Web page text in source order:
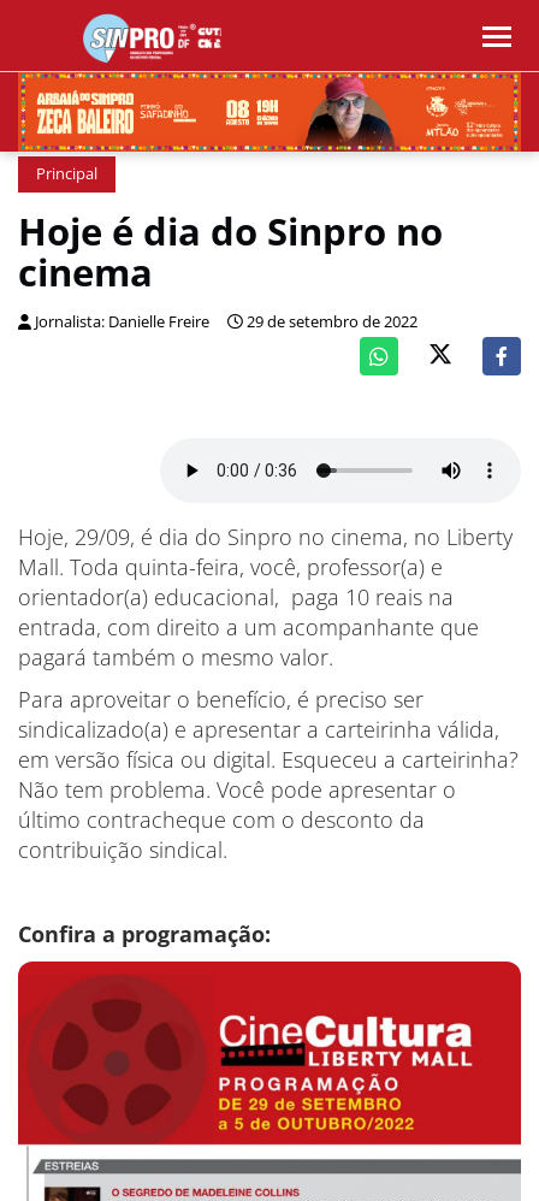
Principal
Hoje é dia do Sinpro no
cinema
Jornalista: Danielle Freire 29 de setembro de 2022
Hoje, 29/09, é dia do Sinpro no cinema, no Liberty
Mall. Toda quinta-feira, você, professor(a) e
orientador(a) educacional, paga 10 reais na
entrada, com direito a um acompanhante que
pagará também o mesmo valor.
Para aproveitar o benefício, é preciso ser
sindicalizado(a) e apresentar a carteirinha válida,
em versão física ou digital. Esqueceu a carteirinha?
Não tem problema. Você pode apresentar o
último contracheque com o desconto da
contribuição sindical.
Confira a programação: